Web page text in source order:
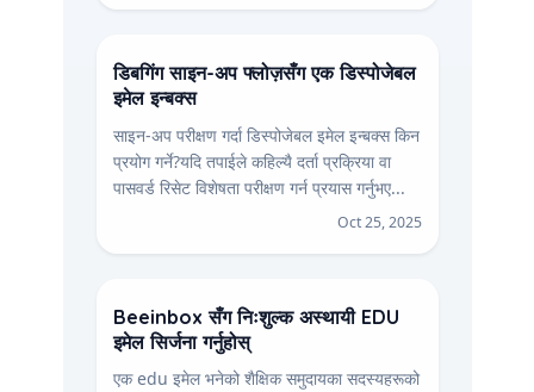
डिबगिंग साइन-अप फ्लोज़सँग एक डिस्पोजेबल
इमेल इन्बक्स
साइन-अप परीक्षण गर्दा डिस्पोजेबल इमेल इन्बक्स किन
प्रयोग गर्ने?यदि तपाईले कहिल्यै दर्ता प्रक्रिया वा
पासवर्ड रिसेट विशेषता परीक्षण गर्न प्रयास गर्नुभए...
Oct 25, 2025
Beeinbox सँग निःशुल्क अस्थायी EDU
इमेल सिर्जना गर्नुहोस्
एक edu इमेल भनेको शैक्षिक समुदायका सदस्यहरूको